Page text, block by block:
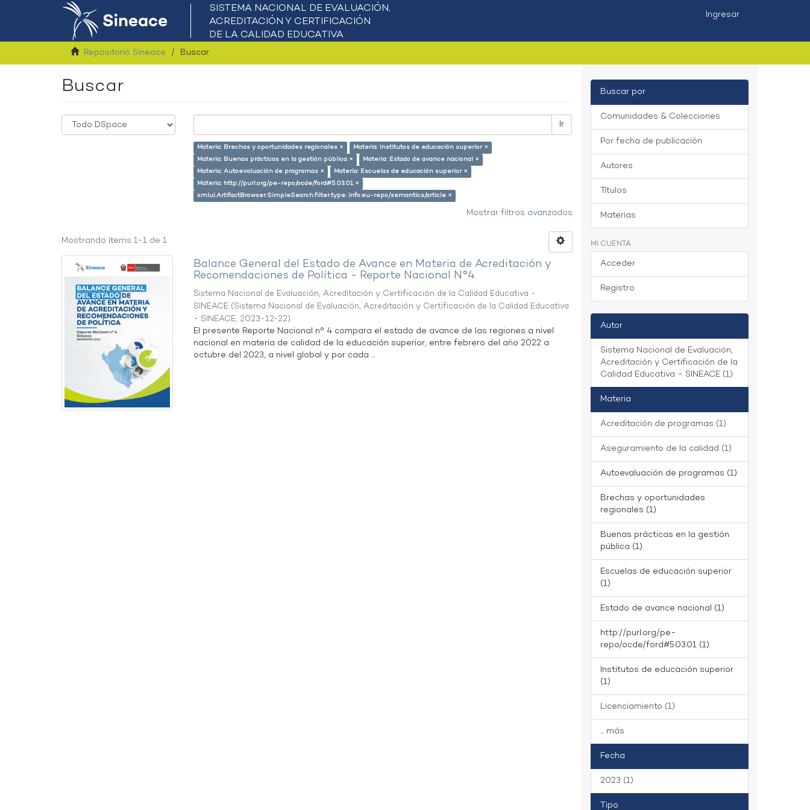
Ingresar
Repositorio Sineace Buscar
Buscar
Ir
Materia: Brechas y oportunidades regionales ×
Materia: Institutos de educación superior ×
Materia: Buenas prácticas en la gestión pública ×
Materia: Estado de avance nacional ×
Materia: Autoevaluación de programas ×
Materia: Escuelas de educación superior ×
Materia: http://purl.org/pe-repo/ocde/ford#5.03.01 ×
xmlui.ArtifactBrowser.SimpleSearch.filter.type: info:eu-repo/semantics/article ×
Mostrar filtros avanzados
Mostrando ítems 1-1 de 1
Balance General del Estado de Avance en Materia de Acreditación y
Recomendaciones de Política - Reporte Nacional N°4.
Sistema Nacional de Evaluación, Acreditación y Certificación de la Calidad Educativa -
SINEACE (Sistema Nacional de Evaluación, Acreditación y Certificación de la Calidad Educativa
- SINEACE, 2023-12-22)
El presente Reporte Nacional n° 4 compara el estado de avance de las regiones a nivel
nacional en materia de calidad de la educación superior, entre febrero del año 2022 a
octubre del 2023, a nivel global y por cada ...
Buscar por
Comunidades & Colecciones
Por fecha de publicación
Autores
Títulos
Materias
MI CUENTA
Acceder
Registro
Autor
Sistema Nacional de Evaluación,
Acreditación y Certificación de la
Calidad Educativa - SINEACE (1)
Materia
Acreditación de programas (1)
Aseguramiento de la calidad (1)
Autoevaluación de programas (1)
Brechas y oportunidades
regionales (1)
Buenas prácticas en la gestión
pública (1)
Escuelas de educación superior
(1)
Estado de avance nacional (1)
http://purl.org/pe-
repo/ocde/ford#5.03.01 (1)
Institutos de educación superior
(1)
Licenciamiento (1)
... más
Fecha
2023 (1)
Tipo